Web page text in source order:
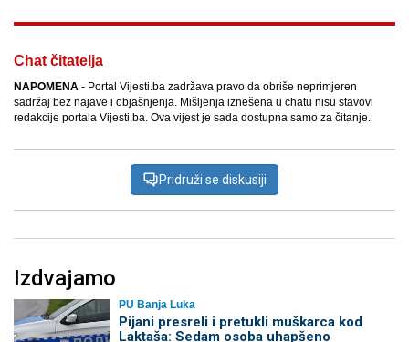
Chat čitatelja
NAPOMENA - Portal Vijesti.ba zadržava pravo da obriše neprimjeren
sadržaj bez najave i objašnjenja. Mišljenja iznešena u chatu nisu stavovi
redakcije portala Vijesti.ba. Ova vijest je sada dostupna samo za čitanje.
Pridruži se diskusiji
Izdvajamo
PU Banja Luka
Pijani presreli i pretukli muškarca kod
Laktaša: Sedam osoba uhapšeno